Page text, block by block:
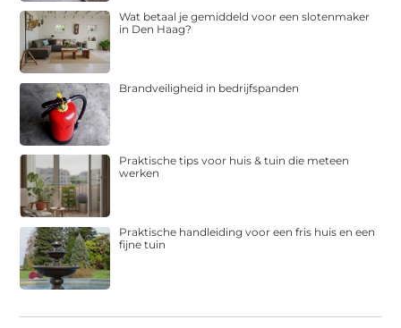
Wat betaal je gemiddeld voor een slotenmaker
in Den Haag?
Brandveiligheid in bedrijfspanden
Praktische tips voor huis & tuin die meteen
werken
Praktische handleiding voor een fris huis en een
fijne tuin